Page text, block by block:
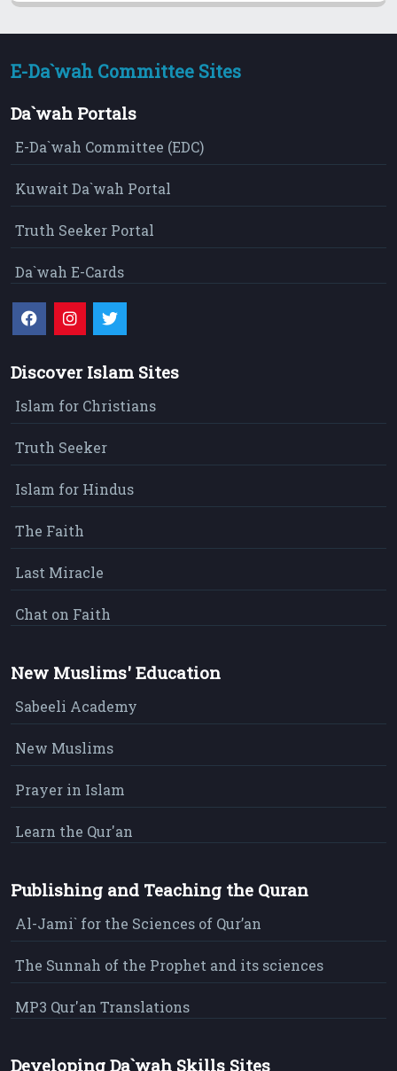
E-Da`wah Committee Sites
Da`wah Portals
E-Da`wah Committee (EDC)
Kuwait Da`wah Portal
Truth Seeker Portal
Da`wah E-Cards
Discover Islam Sites
Islam for Christians
Truth Seeker
Islam for Hindus
The Faith
Last Miracle
Chat on Faith
New Muslims' Education
Sabeeli Academy
New Muslims
Prayer in Islam
Learn the Qur'an
Publishing and Teaching the Quran
Al-Jami` for the Sciences of Qur’an
The Sunnah of the Prophet and its sciences
MP3 Qur'an Translations
Developing Da`wah Skills Sites